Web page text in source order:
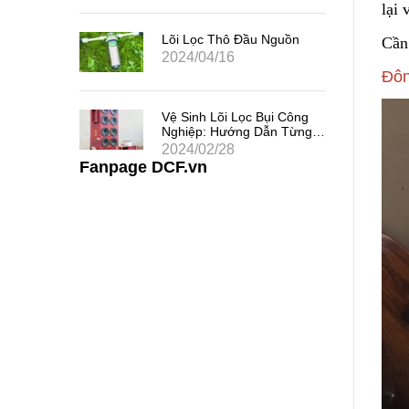
lại
Lõi Lọc Thô Đầu Nguồn
2024/04/16
Vệ Sinh Lõi Lọc Bụi Công
Nghiệp: Hướng Dẫn Từng
Bước
2024/02/28
Fanpage DCF.vn